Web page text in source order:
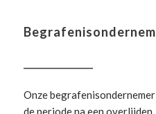
Onze
de periode na een